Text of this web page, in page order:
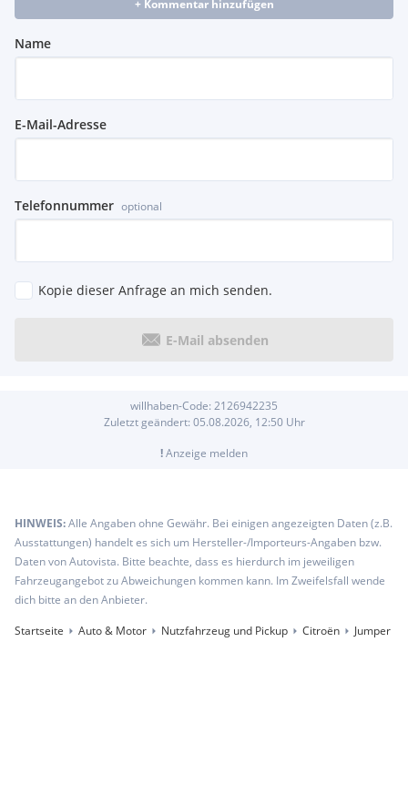
+ Kommentar hinzufügen
Name
E-Mail-Adresse
Telefonnummer optional
Kopie dieser Anfrage an mich senden.
E-Mail absenden
willhaben-Code: 2126942235
Zuletzt geändert: 05.08.2026, 12:50Uhr
!Anzeige melden
HINWEIS:Alle Angaben ohne Gewähr. Bei einigen angezeigten Daten (z.B.
Ausstattungen) handelt es sich um Hersteller-/Importeurs-Angaben bzw.
Daten von Autovista. Bitte beachte, dass es hierdurch im jeweiligen
Fahrzeugangebot zu Abweichungen kommen kann. Im Zweifelsfall wende
dich bitte an den Anbieter.
Startseite
Auto & Motor Nutzfahrzeug und Pickup Citroën Jumper